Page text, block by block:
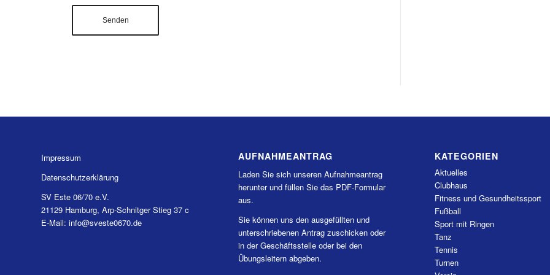
Impressum
Datenschutzerklärung
SV Este 06/70 e.V.
21129 Hamburg, Arp-Schnitger Stieg 37 c
E-Mail: info@sveste0670.de
AUFNAHMEANTRAG
Laden Sie sich unseren Aufnahmeantrag
herunter und füllen Sie das PDF-Formular
aus.
Sie können uns den ausgefüllten und
unterschriebenen Antrag zuschicken oder
in der Geschäftsstelle oder bei den
Übungsleitern abgeben.
KATEGORIEN
Aktuelles
Clubhaus
Fitness und Gesundheitssport
Fußball
Sport mit Ringen
Tanz
Tennis
Turnen